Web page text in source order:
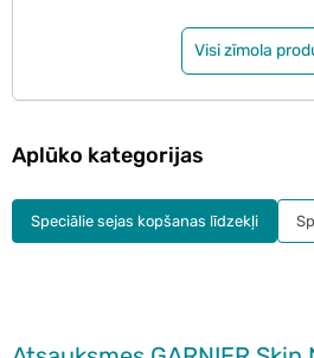
Visi zīmola
Aplūko kategorijas
Speciālie sejas kopšanas līdzekļi